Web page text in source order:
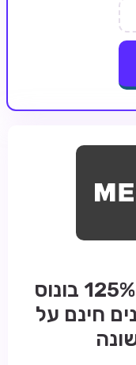
בונוס קבלת פנים: עד 125% בונוס
250 ספינים חינם על